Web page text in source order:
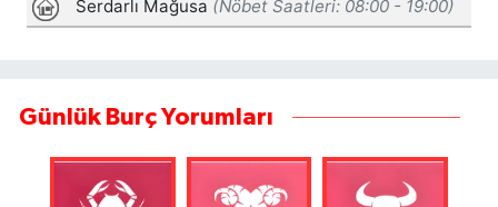
Günlük Burç Yorumları